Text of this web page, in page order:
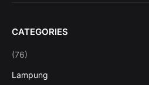
CATEGORIES
(76)
Lampung